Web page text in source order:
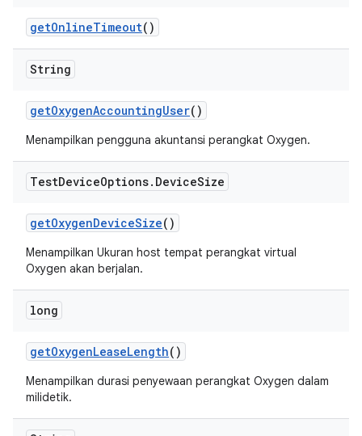
getOnlineTimeout()
String
getOxygenAccountingUser()
Menampilkan pengguna akuntansi perangkat Oxygen.
TestDeviceOptions. DeviceSize
getOxygenDeviceSize()
Menampilkan Ukuran host tempat perangkat virtual
Oxygen akan berjalan.
long
getOxygenLeaseLength()
Menampilkan durasi penyewaan perangkat Oxygen dalam
milidetik.